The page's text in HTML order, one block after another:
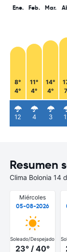
Ene.
8°
4°
12
Feb.
11°
4°
4
Mar.
14°
4°
3
Resumen
Clima Bolonia 14
Miércoles
05-08-2026
Soleado/Despejado
23° / 40°